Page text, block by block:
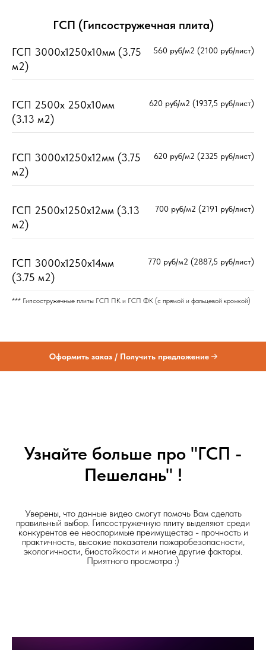
ГСП (Гипсостружечная плита)
ГСП 3000х1250х10мм (3.75
м2)
560 руб/м2 (2100 руб/лист)
ГСП 2500х 250х10мм
(3.13 м2)
620 руб/м2 (1937,5 руб/лист)
ГСП 3000х1250х12мм (3.75
м2)
620 руб/м2 (2325 руб/лист)
ГСП 2500х1250х12мм (3.13
м2)
700 руб/м2 (2191 руб/лист)
ГСП 3000х1250х14мм
(3.75 м2)
770 руб/м2 (2887,5 руб/лист)
*** Гипсостружечные плиты ГСП ПК и ГСП ФК (с прямой и фальцевой кромкой)
Оформить заказ / Получить предложение
Узнайте больше про "ГСП -
Пешелань" !
Уверены, что данные видео смогут помочь Вам сделать
правильный выбор. Гипсостружечную плиту выделяют среди
конкурентов ее неоспоримые преимущества - прочность и
практичность, высокие показатели пожаробезопасности,
экологичности, биостойкости и многие другие факторы.
Приятного просмотра :)